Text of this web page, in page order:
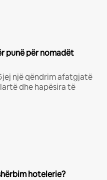
punë për nomadët
një qëndrim afatgjatë
dhe hapësira të
hotelerie?